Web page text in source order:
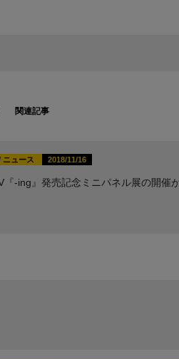
関連記事
ニュース 2018/11/16
『-ing』発売記念ミニパネル展の開催